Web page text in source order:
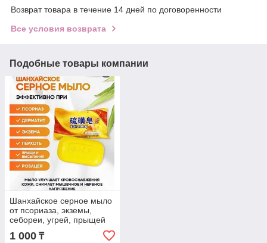
Возврат товара в течение 14 дней по договоренности
Все условия возврата
Подобные товары компании
Шанхайское серное мыло
от псориаза, экземы,
себореи, угрей, прыщей
1 000 ₸